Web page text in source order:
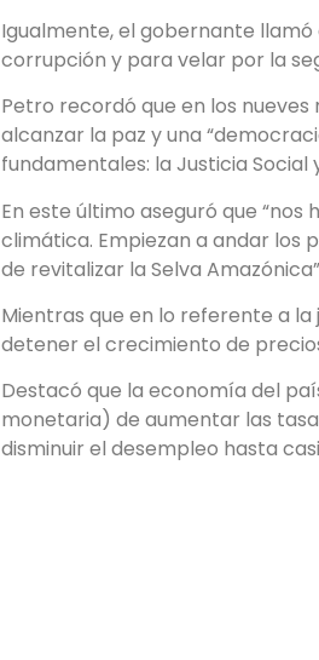
Igualmente, el gobernante
corrupción y para velar por la
Petro recordó que en los
alcanzar la paz y una
fundamentales: la Justicia Social
En este último aseguró que
climática. Empiezan a andar los
de revitalizar la Selva
Mientras que en lo referente a
detener el crecimiento de
Destacó que la economía del
monetaria) de aumentar las
disminuir el desempleo hasta